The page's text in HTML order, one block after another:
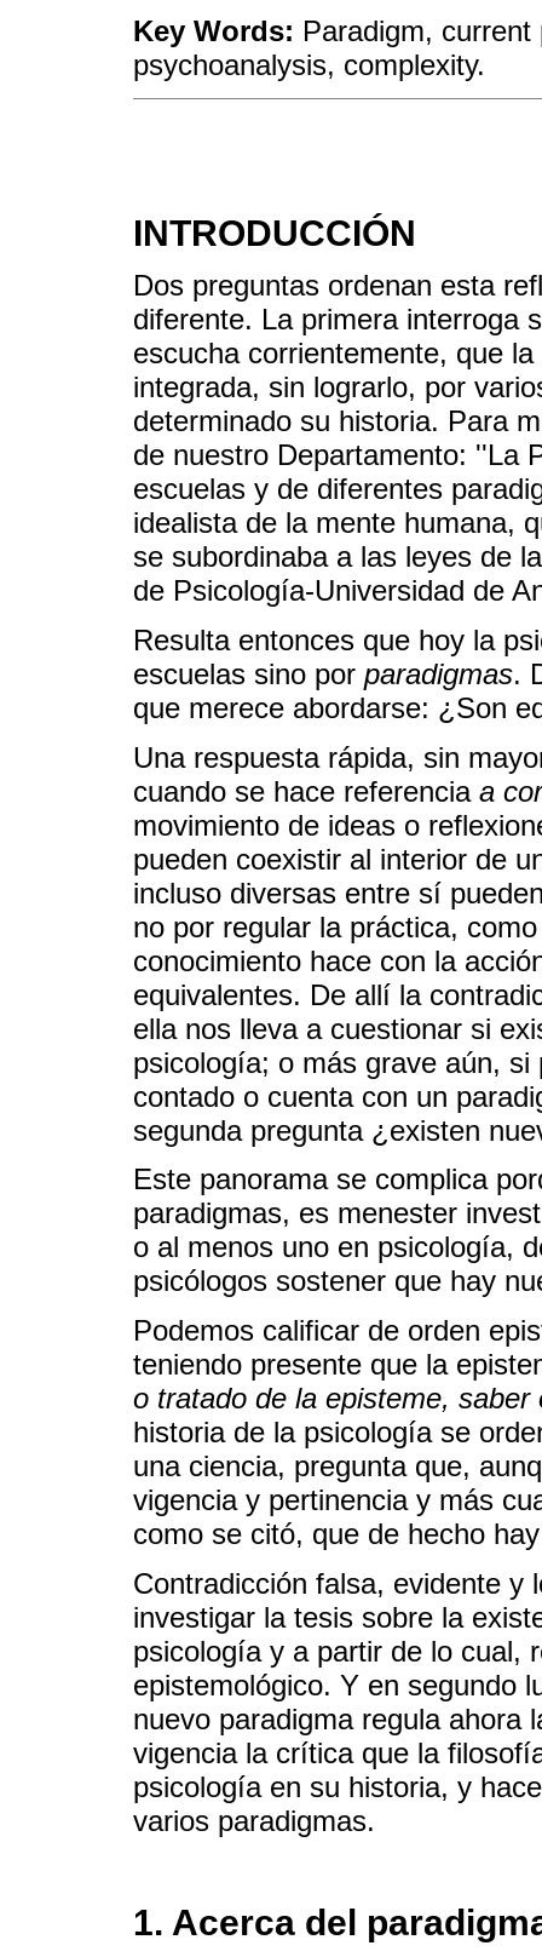
Key Words: Paradigm,
psychoanalysis, complexity.
INTRODUCCIÓN
Dos preguntas ordenan esta
diferente. La primera interroga
escucha corrientemente, que
integrada, sin lograrlo, por
determinado su historia. Para
de nuestro Departamento: ''La
escuelas y de diferentes
idealista de la mente humana,
se subordinaba a las leyes de
de Psicología-Universidad de
Resulta entonces que hoy la
escuelas sino por paradigmas.
que merece abordarse: ¿Son
Una respuesta rápida, sin
cuando se hace referencia a
movimiento de ideas o
pueden coexistir al interior de
incluso diversas entre sí
no por regular la práctica,
conocimiento hace con la
equivalentes. De allí la
ella nos lleva a cuestionar si
psicología; o más grave aún,
contado o cuenta con un
segunda pregunta ¿existen
Este panorama se complica
paradigmas, es menester
o al menos uno en psicología,
psicólogos sostener que hay
Podemos calificar de orden
teniendo presente que la
o tratado de la episteme,
historia de la psicología se
una ciencia, pregunta que,
vigencia y pertinencia y más
como se citó, que de hecho
Contradicción falsa, evidente y
investigar la tesis sobre la
psicología y a partir de lo cual,
epistemológico. Y en segundo
nuevo paradigma regula ahora
vigencia la crítica que la
psicología en su historia, y
varios paradigmas.
1. Acerca del